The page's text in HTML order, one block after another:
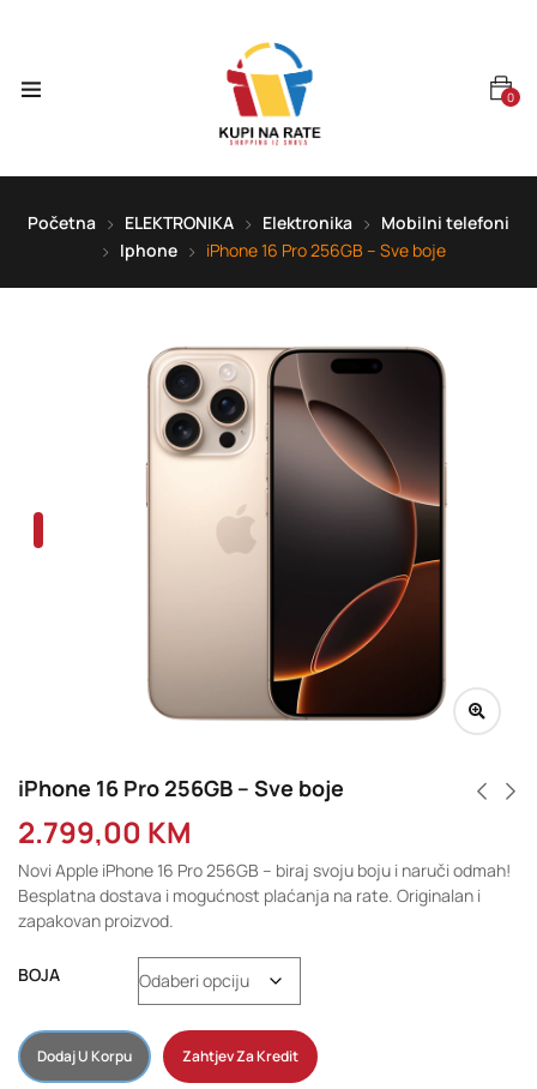
0
Početna ELEKTRONIKA Elektronika
Mobilni telefoni
Iphone
iPhone 16 Pro 256GB – Sve boje
iPhone 16 Pro 256GB – Sve boje
2.799,00 KM
Novi Apple iPhone 16 Pro 256GB – biraj svoju boju i naruči odmah!
Besplatna dostava i mogućnost plaćanja na rate. Originalan i
zapakovan proizvod.
BOJA
Dodaj U Korpu Zahtjev Za Kredit